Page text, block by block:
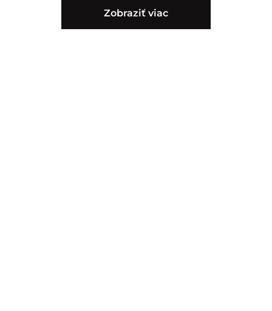
Zobraziť viac